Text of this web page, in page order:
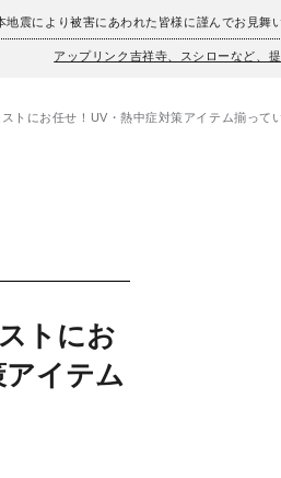
地震により被害にあわれた皆様に謹んでお見
アップリンク吉祥寺、スシローなど、
トにお任せ！UV・熱中症対策アイテム揃って
トにお
イテム